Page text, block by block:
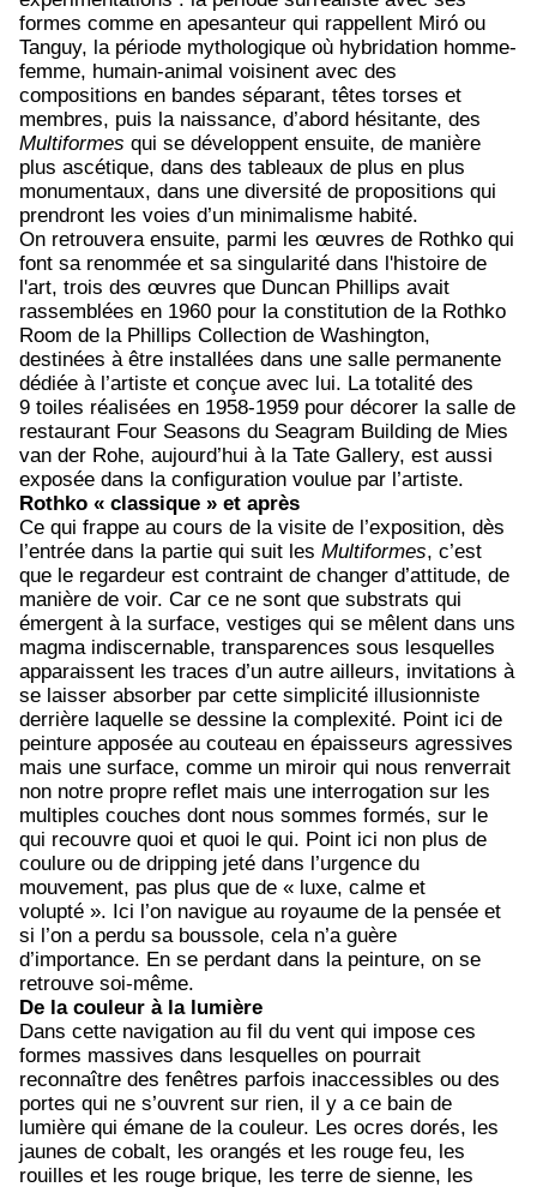
formes comme en apesanteur qui rappellent Miró ou
Tanguy, la période mythologique où hybridation homme-
femme, humain-animal voisinent avec des
compositions en bandes séparant, têtes torses et
membres, puis la naissance, d’abord hésitante, des
Multiformes qui se développent ensuite, de manière
plus ascétique, dans des tableaux de plus en plus
monumentaux, dans une diversité de propositions qui
prendront les voies d’un minimalisme habité.
On retrouvera ensuite, parmi les œuvres de Rothko qui
font sa renommée et sa singularité dans l'histoire de
l'art, trois des œuvres que Duncan Phillips avait
rassemblées en 1960 pour la constitution de la Rothko
Room de la Phillips Collection de Washington,
destinées à être installées dans une salle permanente
dédiée à l’artiste et conçue avec lui. La totalité des
9 toiles réalisées en 1958-1959 pour décorer la salle de
restaurant Four Seasons du Seagram Building de Mies
van der Rohe, aujourd’hui à la Tate Gallery, est aussi
exposée dans la configuration voulue par l’artiste.
Rothko « classique » et après
Ce qui frappe au cours de la visite de l’exposition, dès
l’entrée dans la partie qui suit les Multiformes, c’est
que le regardeur est contraint de changer d’attitude, de
manière de voir. Car ce ne sont que substrats qui
émergent à la surface, vestiges qui se mêlent dans uns
magma indiscernable, transparences sous lesquelles
apparaissent les traces d’un autre ailleurs, invitations à
se laisser absorber par cette simplicité illusionniste
derrière laquelle se dessine la complexité. Point ici de
peinture apposée au couteau en épaisseurs agressives
mais une surface, comme un miroir qui nous renverrait
non notre propre reflet mais une interrogation sur les
multiples couches dont nous sommes formés, sur le
qui recouvre quoi et quoi le qui. Point ici non plus de
coulure ou de dripping jeté dans l’urgence du
mouvement, pas plus que de « luxe, calme et
volupté ». Ici l’on navigue au royaume de la pensée et
si l’on a perdu sa boussole, cela n’a guère
d’importance. En se perdant dans la peinture, on se
retrouve soi-même.
De la couleur à la lumière
Dans cette navigation au fil du vent qui impose ces
formes massives dans lesquelles on pourrait
reconnaître des fenêtres parfois inaccessibles ou des
portes qui ne s’ouvrent sur rien, il y a ce bain de
lumière qui émane de la couleur. Les ocres dorés, les
jaunes de cobalt, les orangés et les rouge feu, les
rouilles et les rouge brique, les terre de sienne, les